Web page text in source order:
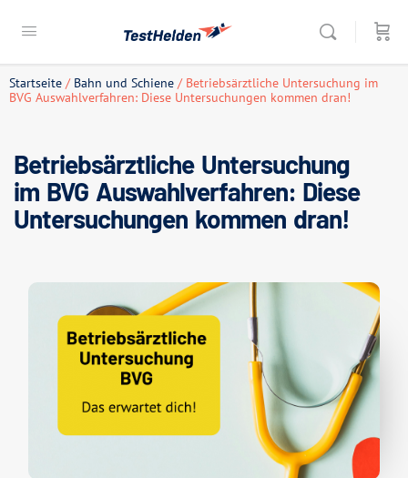
Startseite / Bahn und Schiene / Betriebsärztliche Untersuchung im
BVG Auswahlverfahren: Diese Untersuchungen kommen dran!
Betriebsärztliche Untersuchung
im BVG Auswahlverfahren: Diese
Untersuchungen kommen dran!